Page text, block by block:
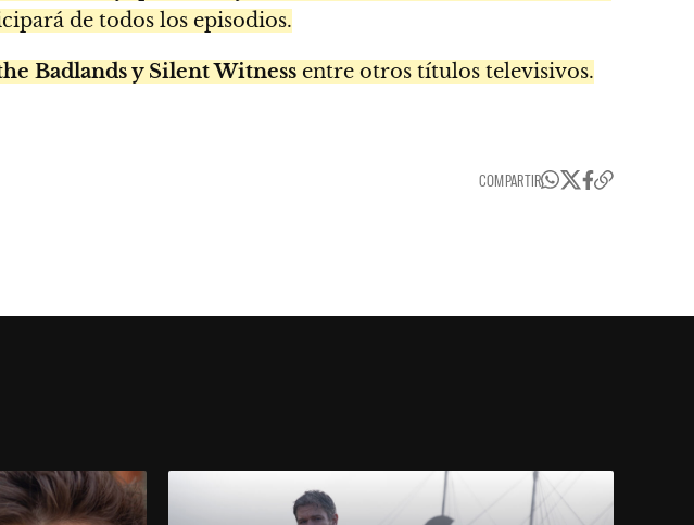
de todos los episodios.
Badlands y Silent Witness entre otros títulos televisivos.
COMPARTIR